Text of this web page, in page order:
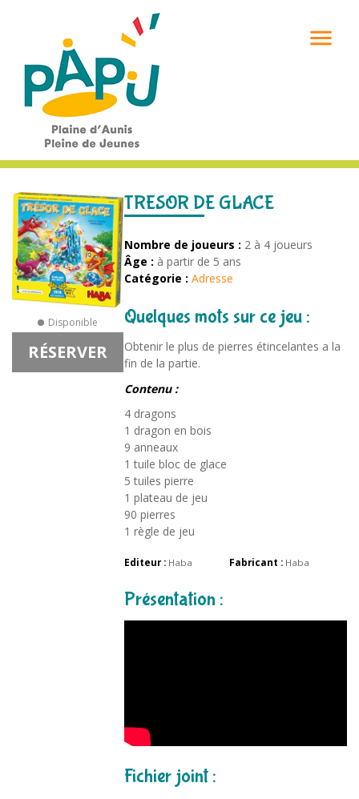

Disponible
RÉSERVER
TRESOR DE GLACE
Nombre de joueurs : 2 à 4 joueurs
Âge : à partir de 5 ans
Catégorie : Adresse
Quelques mots sur ce jeu :
Obtenir le plus de pierres étincelantes a la
fin de la partie.
Contenu :
4 dragons
1 dragon en bois
9 anneaux
1 tuile bloc de glace
5 tuiles pierre
1 plateau de jeu
90 pierres
1 règle de jeu
Editeur : Haba Fabricant : Haba
Présentation :
Fichier joint :